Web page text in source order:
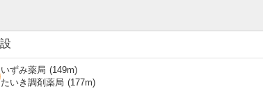
いずみ薬局 (149m)
たいき調剤薬局 (177m)